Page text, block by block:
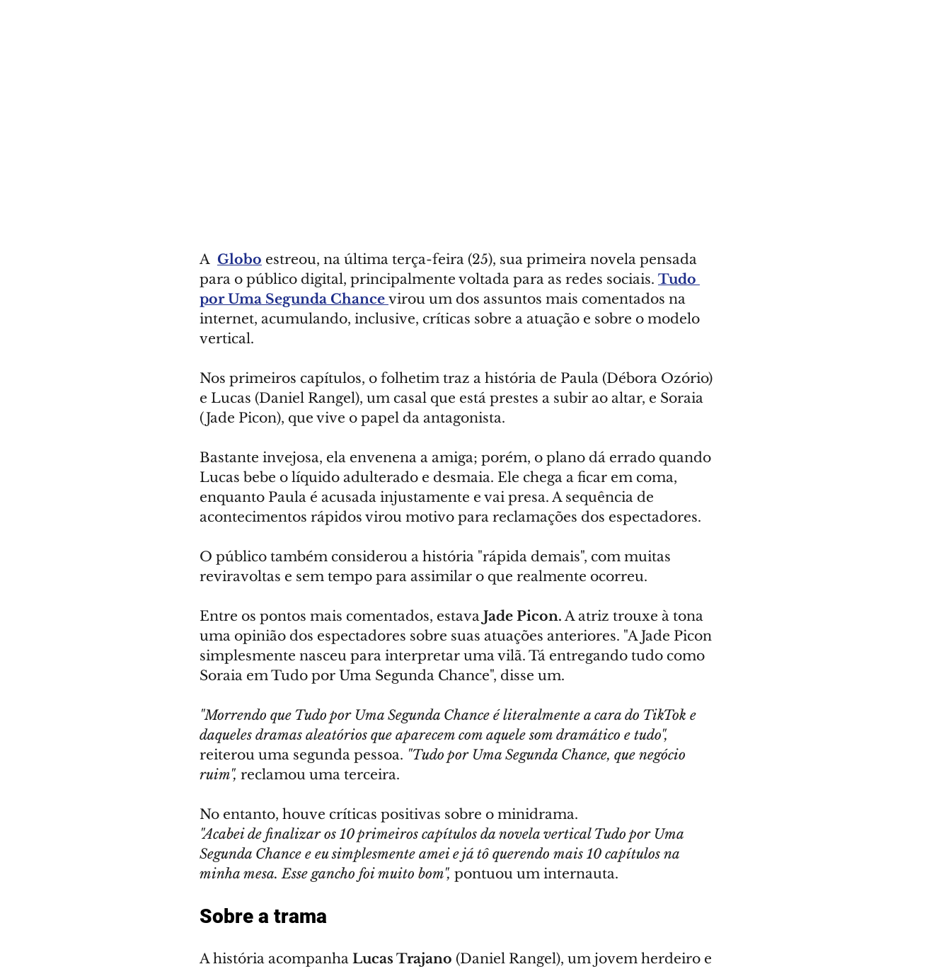
A Globo estreou, na última terça-feira (25), sua primeira novela pensada
para o público digital, principalmente voltada para as redes sociais. Tudo
por Uma Segunda Chance virou um dos assuntos mais comentados na
internet, acumulando, inclusive, críticas sobre a atuação e sobre o modelo
vertical.
Nos primeiros capítulos, o folhetim traz a história de Paula (Débora Ozório)
e Lucas (Daniel Rangel), um casal que está prestes a subir ao altar, e Soraia
(Jade Picon), que vive o papel da antagonista.
Bastante invejosa, ela envenena a amiga; porém, o plano dá errado quando
Lucas bebe o líquido adulterado e desmaia. Ele chega a ficar em coma,
enquanto Paula é acusada injustamente e vai presa. A sequência de
acontecimentos rápidos virou motivo para reclamações dos espectadores.
O público também considerou a história "rápida demais", com muitas
reviravoltas e sem tempo para assimilar o que realmente ocorreu.
Entre os pontos mais comentados, estava Jade Picon. A atriz trouxe à tona
uma opinião dos espectadores sobre suas atuações anteriores. "A Jade Picon
simplesmente nasceu para interpretar uma vilã. Tá entregando tudo como
Soraia em Tudo por Uma Segunda Chance", disse um.
"Morrendo que Tudo por Uma Segunda Chance é literalmente a cara do TikTok e
daqueles dramas aleatórios que aparecem com aquele som dramático e tudo",
reiterou uma segunda pessoa. "Tudo por Uma Segunda Chance, que negócio
ruim", reclamou uma terceira.
No entanto, houve críticas positivas sobre o minidrama.
"Acabei de finalizar os 10 primeiros capítulos da novela vertical Tudo por Uma
Segunda Chance e eu simplesmente amei e já tô querendo mais 10 capítulos na
minha mesa. Esse gancho foi muito bom", pontuou um internauta.
Sobre a trama
A história acompanha Lucas Trajano (Daniel Rangel), um jovem herdeiro e